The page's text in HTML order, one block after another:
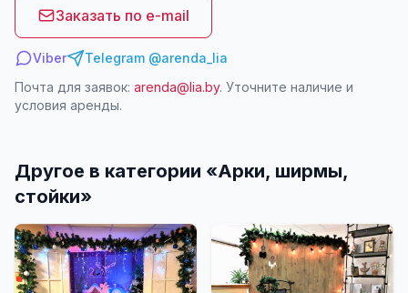
Заказать по e-mail
Viber
Telegram @arenda_lia
Почта для заявок: arenda@lia.by. Уточните наличие и
условия аренды.
Другое в категории «Арки, ширмы,
стойки»